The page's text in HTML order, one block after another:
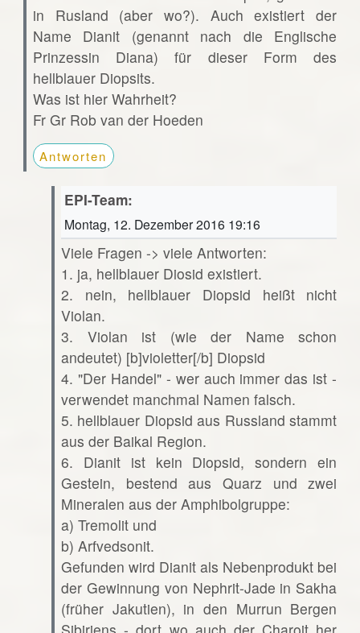
in Rusland (aber wo?). Auch existiert der
Name Dianit (genannt nach die Englische
Prinzessin Diana) für dieser Form des
hellblauer Diopsits.
Was ist hier Wahrheit?
Fr Gr Rob van der Hoeden
Antworten
EPI-Team:
Montag, 12. Dezember 2016 19:16
Viele Fragen -> viele Antworten:
1. ja, hellblauer Diosid existiert.
2. nein, hellblauer Diopsid heißt nicht
Violan.
3. Violan ist (wie der Name schon
andeutet) [b]violetter[/b] Diopsid
4. "Der Handel" - wer auch immer das ist -
verwendet manchmal Namen falsch.
5. hellblauer Diopsid aus Russland stammt
aus der Baikal Region.
6. Dianit ist kein Diopsid, sondern ein
Gestein, bestend aus Quarz und zwei
Mineralen aus der Amphibolgruppe:
a) Tremolit und
b) Arfvedsonit.
Gefunden wird Dianit als Nebenprodukt bei
der Gewinnung von Nephrit-Jade in Sakha
(früher Jakutien), in den Murrun Bergen